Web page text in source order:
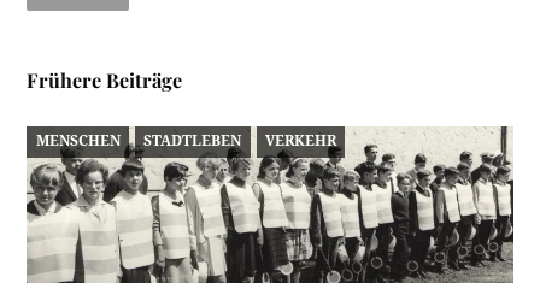
Frühere Beiträge
MENSCHEN STADTLEBEN VERKEHR